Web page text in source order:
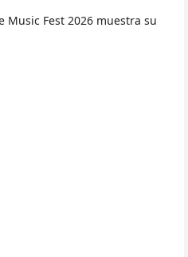
Music Fest 2026 muestra su